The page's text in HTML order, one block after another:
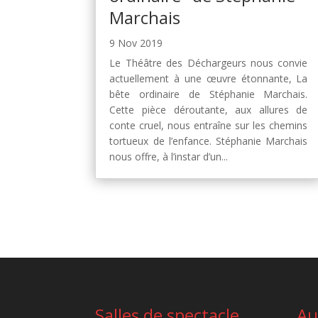
Marchais
9 Nov 2019
Le Théâtre des Déchargeurs nous convie
actuellement à une œuvre étonnante, La
bête ordinaire de Stéphanie Marchais.
Cette pièce déroutante, aux allures de
conte cruel, nous entraîne sur les chemins
tortueux de l’enfance. Stéphanie Marchais
nous offre, à l’instar d’un...